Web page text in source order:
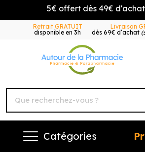
5€ offert dès 49€ d'achat
Retrait GRATUIT
disponible en 3h
Livraison
dès 69€ d’achat
Catégories